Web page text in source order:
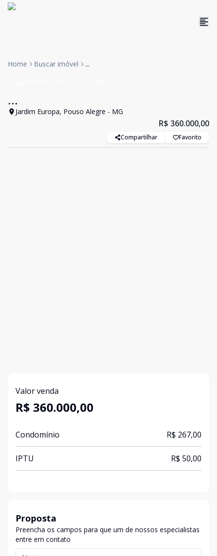
Home Buscar imóvel ...
...
Jardim Europa, Pouso Alegre - MG
R$ 360.000,00
Compartilhar Favorito
Valor venda
R$ 360.000,00
Condomínio R$ 267,00
IPTU R$ 50,00
Proposta
Preencha os campos para que um de nossos especialistas
entre em contato